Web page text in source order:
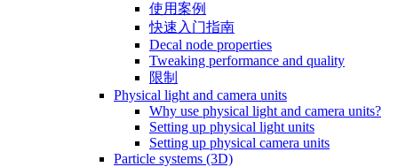
使用案例
快速入门指南
Decal node properties
Tweaking performance and quality
限制
Physical light and camera units
Why use physical light and camera units?
Setting up physical light units
Setting up physical camera units
Particle systems (3D)